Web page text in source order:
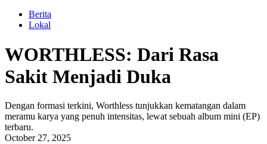
Berita
Lokal
WORTHLESS: Dari Rasa
Sakit Menjadi Duka
Dengan formasi terkini, Worthless tunjukkan kematangan dalam
meramu karya yang penuh intensitas, lewat sebuah album mini (EP)
terbaru.
October 27, 2025